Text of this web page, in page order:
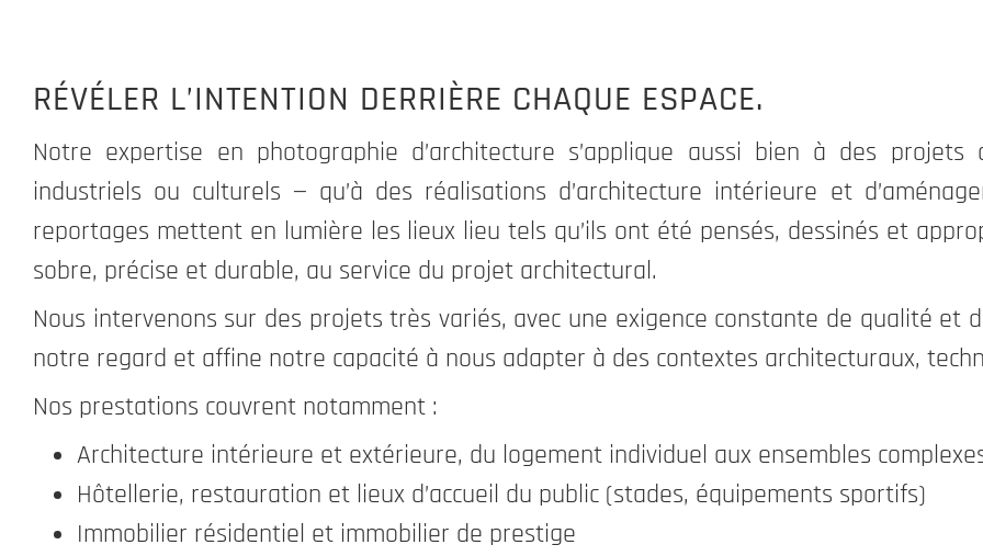
RÉVÉLER L’INTENTION DERRIÈRE CHAQUE ESPACE.
Notre expertise en photographie d’architecture s’applique aussi bien à des
industriels ou culturels — qu’à des réalisations d’architecture intérieure et
reportages mettent en lumière les lieux lieu tels qu’ils ont été pensés, dessinés et
sobre, précise et durable, au service du projet architectural.
Nous intervenons sur des projets très variés, avec une exigence constante de qualité et
notre regard et affine notre capacité à nous adapter à des contextes architecturaux,
Nos prestations couvrent notamment :
Architecture intérieure et extérieure, du logement individuel aux ensembles
Hôtellerie, restauration et lieux d’accueil du public (stades, équipements sportifs)
Immobilier résidentiel et immobilier de prestige